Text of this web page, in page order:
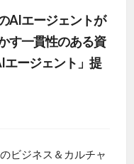
AIエージェントが
す一貫性のある資
エージェント」提
ビジネス＆カルチャ